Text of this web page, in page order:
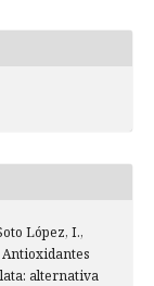
López, I.,
Antioxidantes
alternativa